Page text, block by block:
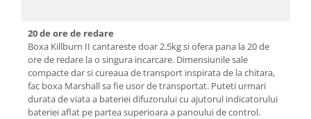
20 de ore de redare
Boxa Killburn II cantareste doar 2.5kg si ofera pana la 20 de
ore de redare la o singura incarcare. Dimensiunile sale
compacte dar si cureaua de transport inspirata de la chitara,
fac boxa Marshall sa fie usor de transportat. Puteti urmari
durata de viata a bateriei difuzorului cu ajutorul indicatorului
bateriei aflat pe partea superioara a panoului de control.